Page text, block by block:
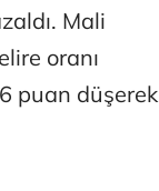
Mali
oranı
puan düşerek